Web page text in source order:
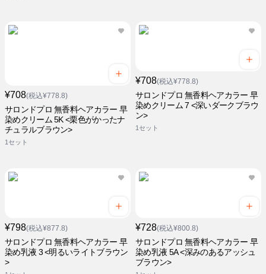
¥708(税込¥778.8)
サロンドプロ 無香料ヘアカラー 早
染めクリーム 5K <栗色がかったナ
チュラルブラウン>
1セット
¥708(税込¥778.8)
サロンドプロ 無香料ヘアカラー 早
染めクリーム 7 <深いダークブラウ
ン>
1セット
¥798(税込¥877.8)
サロンドプロ 無香料ヘアカラー 早
染め乳液 3 <明るいライトブラウン
>
¥728(税込¥800.8)
サロンドプロ 無香料ヘアカラー 早
染め乳液 5A <深みのあるアッシュ
ブラウン>